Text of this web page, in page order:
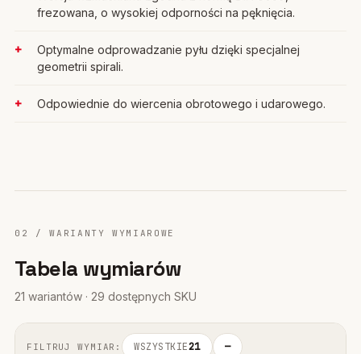
frezowana, o wysokiej odporności na pęknięcia.
Optymalne odprowadzanie pyłu dzięki specjalnej
geometrii spirali.
Odpowiednie do wiercenia obrotowego i udarowego.
02 / WARIANTY WYMIAROWE
Tabela wymiarów
21 wariantów · 29 dostępnych SKU
FILTRUJ WYMIAR: WSZYSTKIE21 —